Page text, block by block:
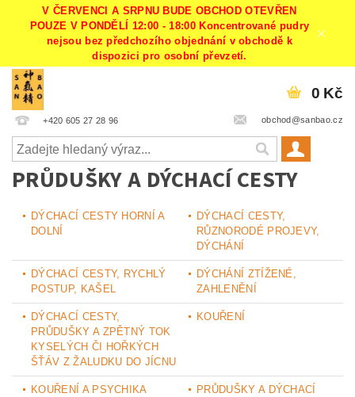
V ČERVENCI A SRPNU BUDE OBCHOD OTEVŘEN
POUZE V PONDĚLÍ 12:00 - 18:00 Koncentrované pudry
nejsou bez předchozího objednání v obchodě k
dispozici pro osobní převzetí.
+420 605 27 28 96 obchod@sanbao.cz
0 Kč
PRŮDUŠKY A DÝCHACÍ CESTY
DÝCHACÍ CESTY HORNÍ A
DOLNÍ
DÝCHACÍ CESTY,
RŮZNORODÉ PROJEVY,
DÝCHÁNÍ
DÝCHACÍ CESTY, RYCHLÝ
POSTUP, KAŠEL
DÝCHÁNÍ ZTÍŽENÉ,
ZAHLENĚNÍ
DÝCHACÍ CESTY,
PRŮDUŠKY A ZPĚTNÝ TOK
KYSELÝCH ČI HOŘKÝCH
ŠŤÁV Z ŽALUDKU DO JÍCNU
KOUŘENÍ
KOUŘENÍ A PSYCHIKA
PRŮDUŠKY A DÝCHACÍ